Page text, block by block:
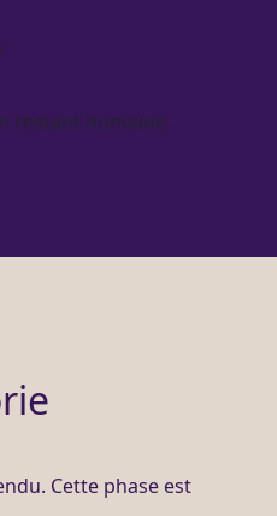
restant humaine.
Cette phase est